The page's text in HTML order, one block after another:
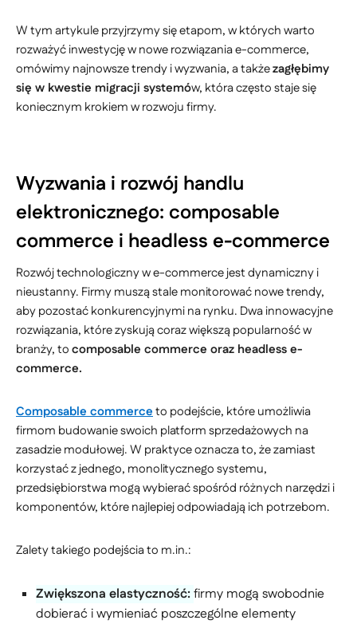
W tym artykule przyjrzymy się etapom, w których warto
rozważyć inwestycję w nowe rozwiązania e-commerce,
omówimy najnowsze trendy i wyzwania, a takżezagłębimy
się w kwestie migracji systemów, która często staje się
koniecznym krokiem w rozwoju firmy.
Wyzwania i rozwój handlu
elektronicznego: composable
commerce i headless e-commerce
Rozwój technologiczny w e-commerce jest dynamiczny i
nieustanny. Firmy muszą stale monitorować nowe trendy,
aby pozostać konkurencyjnymi na rynku. Dwa innowacyjne
rozwiązania, które zyskują coraz większą popularność w
branży, tocomposable commerce oraz headless e-
commerce.
Composable commerceto podejście, które umożliwia
firmom budowanie swoich platform sprzedażowych na
zasadzie modułowej. W praktyce oznacza to, że zamiast
korzystać z jednego, monolitycznego systemu,
przedsiębiorstwa mogą wybierać spośród różnych narzędzi i
komponentów, które najlepiej odpowiadają ich potrzebom.
Zalety takiego podejścia to m.in.:
Zwiększona elastyczność:firmy mogą swobodnie
dobierać i wymieniać poszczególne elementy